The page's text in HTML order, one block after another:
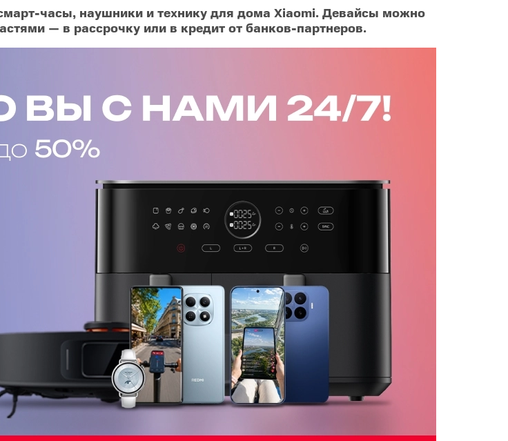
часы, наушники и технику для дома Xiaomi. Девайсы можно
— в рассрочку или в кредит от банков-партнеров.